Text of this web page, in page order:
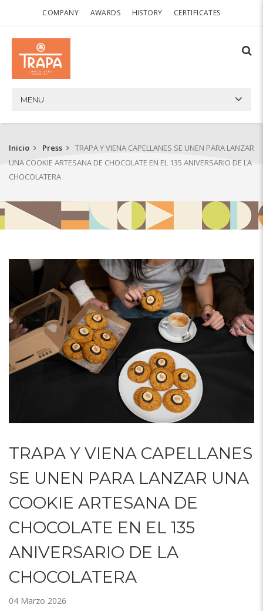
COMPANY AWARDS HISTORY CERTIFICATES
MENU
Inicio Press
TRAPA Y VIENA CAPELLANES SE UNEN PARA LANZAR
UNA COOKIE ARTESANA DE CHOCOLATE EN EL 135 ANIVERSARIO DE LA
CHOCOLATERA
TRAPA Y VIENA CAPELLANES
SE UNEN PARA LANZAR UNA
COOKIE ARTESANA DE
CHOCOLATE EN EL 135
ANIVERSARIO DE LA
CHOCOLATERA
04 Marzo 2026